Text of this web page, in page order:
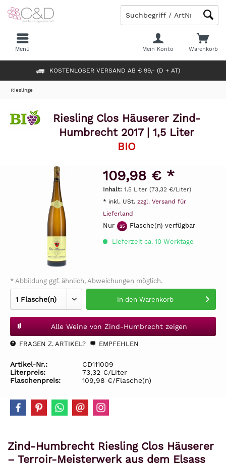
KOSTENLOSER VERSAND AB € 99,- (D + AT)
Warenkorb
Mein Konto
Menü
Rieslinge
Riesling Clos Häuserer Zind-
Humbrecht 2017 | 1,5 Liter
BIO
109,98 € *
Inhalt: 1.5 Liter (73,32 €/Liter)
* inkl. USt. zzgl. Versand für
Lieferland
Nur 25 Flasche(n) verfügbar
Lieferzeit ca. 10 Werktage
* Abbildung ggf. ähnlich, Abweichungen möglich.
In den Warenkorb
Alle Weine von Zind-Humbrecht zeigen
FRAGEN Z. ARTIKEL? EMPFEHLEN
Artikel-Nr.:
CD111009
Literpreis:
73,32 €/Liter
Flaschenpreis:
109,98 €/Flasche(n)
Zind-Humbrecht Riesling Clos Häuserer
– Terroir-Meisterwerk aus dem Elsass